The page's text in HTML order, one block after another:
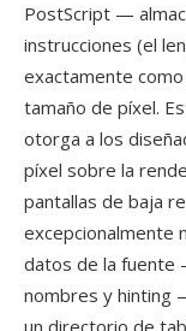
PostScript —
instrucciones (el
exactamente
tamaño de píxel.
otorga a los
píxel sobre la
pantallas de baja
excepcionalmente
datos de la fuente
nombres y hinting
un directorio de